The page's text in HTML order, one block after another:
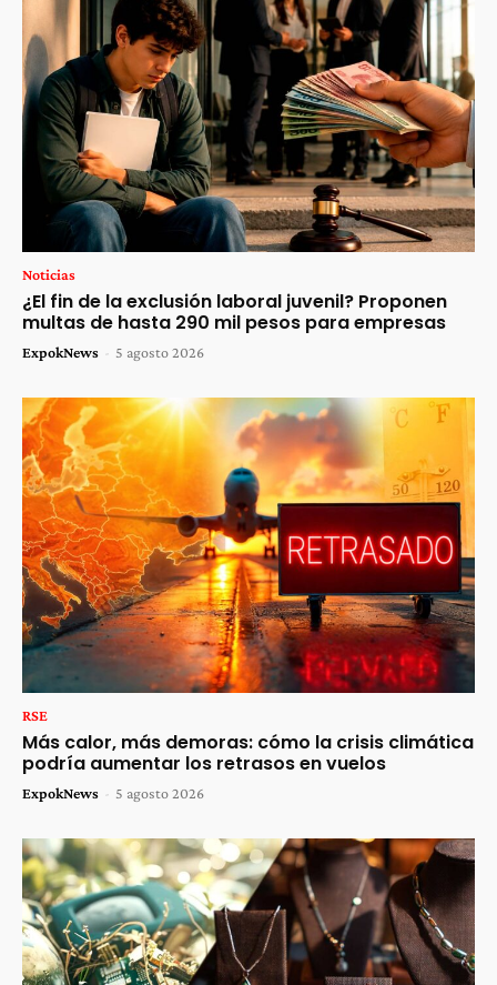
Noticias
¿El fin de la exclusión laboral juvenil? Proponen
multas de hasta 290 mil pesos para empresas
ExpokNews - 5 agosto 2026
RSE
Más calor, más demoras: cómo la crisis climática
podría aumentar los retrasos en vuelos
ExpokNews - 5 agosto 2026